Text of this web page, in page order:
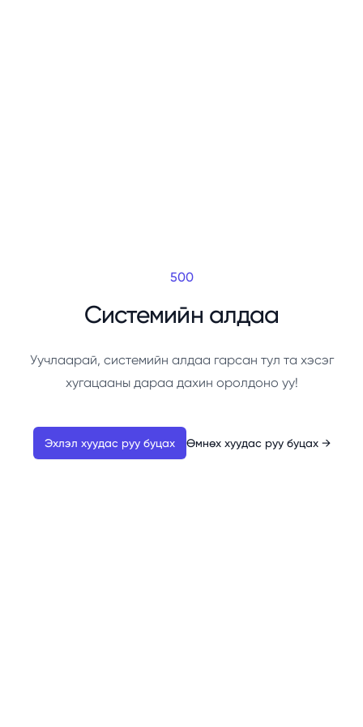
500
Системийн алдаа
Уучлаарай, системийн алдаа гарсан тул та хэсэг
хугацааны дараа дахин оролдоно уу!
Эхлэл хуудас руу буцах Өмнөх хуудас руу буцах →